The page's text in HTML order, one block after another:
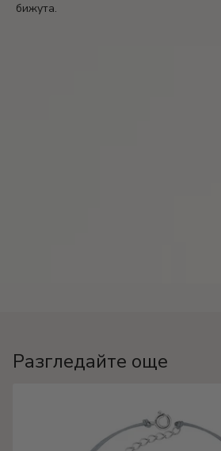
бижута.
Разгледайте още